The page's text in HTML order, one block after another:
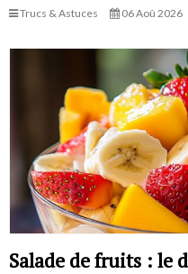
Trucs & Astuces 06 Aoû 2026
Salade de fruits : le